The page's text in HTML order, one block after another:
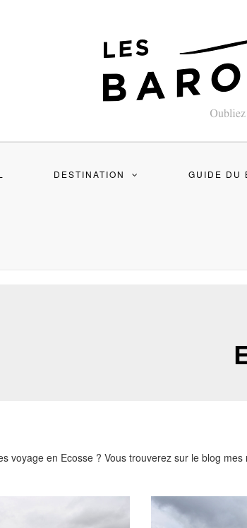
DESTINATION GUIDE DU
voyage en Ecosse ? Vous trouverez sur le blog